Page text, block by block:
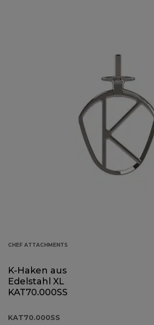
CHEF ATTACHMENTS
K-Haken aus
Edelstahl XL
KAT70.000SS
KAT70.000SS